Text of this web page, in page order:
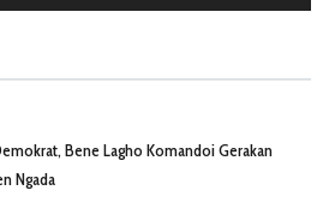
Bene Lagho Komandoi Gerakan
Ngada